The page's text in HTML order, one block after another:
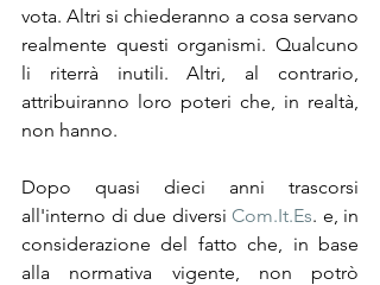
vota. Altri si chiederanno a cosa servano
realmente questi organismi. Qualcuno
li riterrà inutili. Altri, al contrario,
attribuiranno loro poteri che, in realtà,
non hanno.
Dopo quasi dieci anni trascorsi
all'interno di due diversi Com.It.Es. e, in
considerazione del fatto che, in base
alla normativa vigente, non potrò